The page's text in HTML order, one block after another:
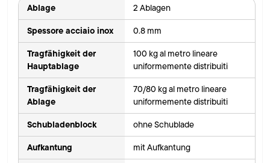
Ablage 2 Ablagen
Spessore acciaio inox 0.8 mm
Tragfähigkeit der
Hauptablage
100 kg al metro lineare
uniformemente distribuiti
Tragfähigkeit der
Ablage
70/80 kg al metro lineare
uniformemente distribuiti
Schubladenblock ohne Schublade
Aufkantung mit Aufkantung